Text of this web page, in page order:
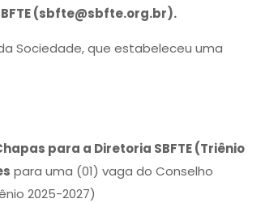
(sbfte@sbfte.org.br).
Sociedade, que estabeleceu uma
para a Diretoria SBFTE (Triênio
para uma (01) vaga do Conselho
2025-2027)